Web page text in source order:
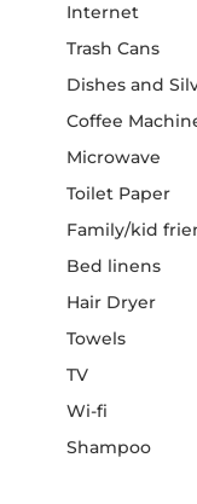
Internet
Trash Cans
Dishes and
Coffee
Microwave
Toilet Paper
Family/kid
Bed linens
Hair Dryer
Towels
TV
Wi-fi
Shampoo